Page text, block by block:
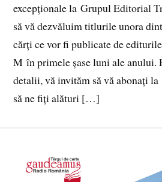
excepționale la Grupul Editorial
să vă dezvăluim titlurile unora
cărți ce vor fi publicate de
M în primele șase luni ale anului.
detalii, vă invităm să vă abonați
să ne fiți alături […]